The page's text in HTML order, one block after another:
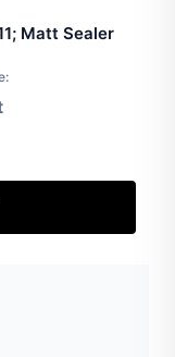
Matt Sealer